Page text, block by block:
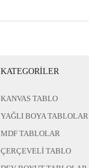
KATEGORİLER
KANVAS TABLO
YAĞLI BOYA TABLOLAR
MDF TABLOLAR
ÇERÇEVELİ TABLO